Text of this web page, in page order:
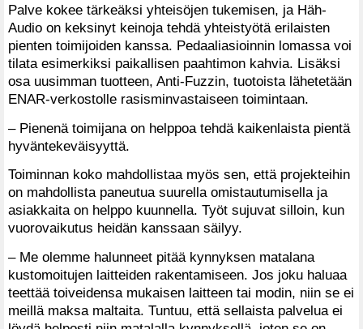
Palve kokee tärkeäksi yhteisöjen tukemisen, ja Häh-
Audio on keksinyt keinoja tehdä yhteistyötä erilaisten
pienten toimijoiden kanssa. Pedaaliasioinnin lomassa voi
tilata esimerkiksi paikallisen paahtimon kahvia. Lisäksi
osa uusimman tuotteen, Anti-Fuzzin, tuotoista lähetetään
ENAR-verkostolle rasisminvastaiseen toimintaan.
– Pienenä toimijana on helppoa tehdä kaikenlaista pientä
hyväntekeväisyyttä.
Toiminnan koko mahdollistaa myös sen, että projekteihin
on mahdollista paneutua suurella omistautumisella ja
asiakkaita on helppo kuunnella. Työt sujuvat silloin, kun
vuorovaikutus heidän kanssaan säilyy.
– Me olemme halunneet pitää kynnyksen matalana
kustomoitujen laitteiden rakentamiseen. Jos joku haluaa
teettää toiveidensa mukaisen laitteen tai modin, niin se ei
meillä maksa maltaita. Tuntuu, että sellaista palvelua ei